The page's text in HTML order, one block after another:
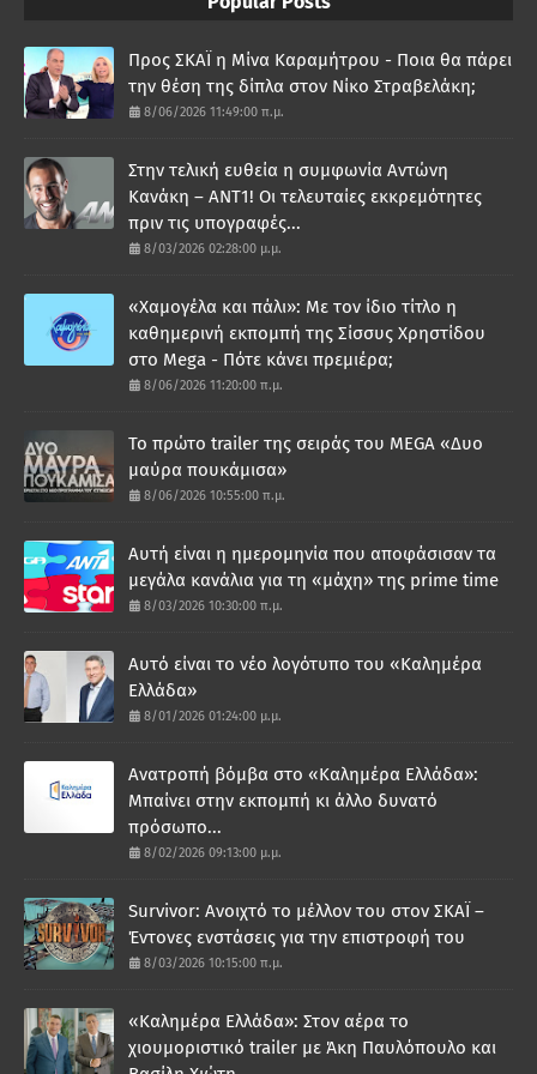
Προς ΣΚΑΪ η Μίνα Καραμήτρου - Ποια θα πάρει
την θέση της δίπλα στον Νίκο Στραβελάκη;
8/06/2026 11:49:00 π.μ.
Στην τελική ευθεία η συμφωνία Αντώνη
Κανάκη – ΑΝΤ1! Οι τελευταίες εκκρεμότητες
πριν τις υπογραφές...
8/03/2026 02:28:00 μ.μ.
«Χαμογέλα και πάλι»: Με τον ίδιο τίτλο η
καθημερινή εκπομπή της Σίσσυς Χρηστίδου
στο Mega - Πότε κάνει πρεμιέρα;
8/06/2026 11:20:00 π.μ.
Το πρώτο trailer της σειράς του MEGA «Δυο
μαύρα πουκάμισα»
8/06/2026 10:55:00 π.μ.
Αυτή είναι η ημερομηνία που αποφάσισαν τα
μεγάλα κανάλια για τη «μάχη» της prime time
8/03/2026 10:30:00 π.μ.
Αυτό είναι το νέο λογότυπο του «Καλημέρα
Ελλάδα»
8/01/2026 01:24:00 μ.μ.
Ανατροπή βόμβα στο «Καλημέρα Ελλάδα»:
Μπαίνει στην εκπομπή κι άλλο δυνατό
πρόσωπο...
8/02/2026 09:13:00 μ.μ.
Survivor: Ανοιχτό το μέλλον του στον ΣΚΑΪ –
Έντονες ενστάσεις για την επιστροφή του
8/03/2026 10:15:00 π.μ.
«Καλημέρα Ελλάδα»: Στον αέρα το
χιουμοριστικό trailer με Άκη Παυλόπουλο και